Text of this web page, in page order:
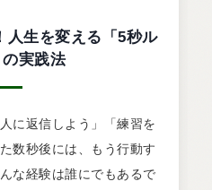
人生を変える「5秒ル
実践法
に返信しよう」「練習を
数秒後には、もう行動す
な経験は誰にでもあるで